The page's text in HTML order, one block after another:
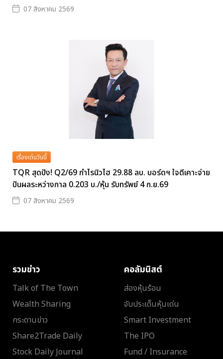
07 สิงหาคม 2569
เรื่องเด่นวันนี้
TQR สุดปัง! Q2/69 กำไรนิวไฮ 29.88 ลบ. บอร์ดฯ ใจดีเคาะจ่าย
ปันผลระหว่างกาล 0.203 บ./หุ้น รับทรัพย์ 4 ก.ย.69
07 สิงหาคม 2569
รวมข่าว
Talk of The Town
Wealth Sharing
กระดานข่าว
Share2Trade Daily
Stock Daily Journal
คอลัมนิสต์
ส่องหุ้นร้อน
จับประเด็นหุ้นเด่น
Smart Investment
The IPO
Fund / Insurance